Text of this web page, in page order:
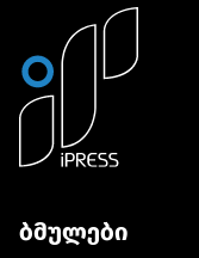
ბმულები